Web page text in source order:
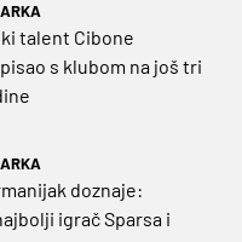
talent Cibone
s klubom na još tri
doznaje:
igrač Sparsa i